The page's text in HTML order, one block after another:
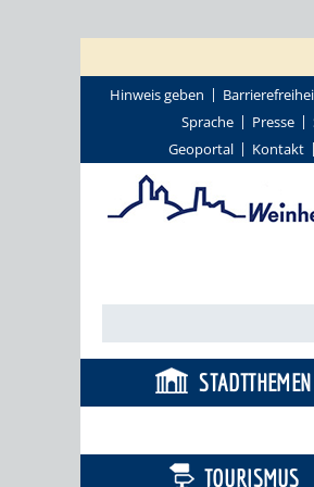
Hinweis geben
Sprache
Presse
Geoportal
Kontakt
STADTTHEMEN
TOURISMUS